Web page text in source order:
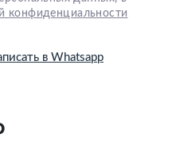
конфиденциальности
в Whatsapp